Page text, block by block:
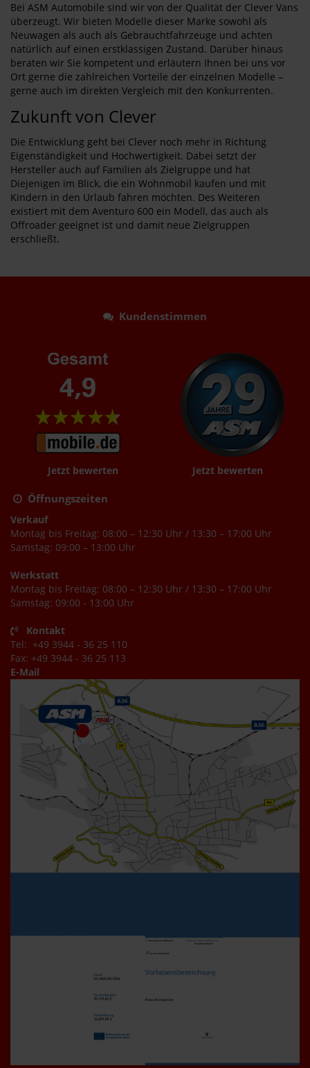
Bei ASM Automobile sind wir von der Qualität der Clever Vans
überzeugt. Wir bieten Modelle dieser Marke sowohl als
Neuwagen als auch als Gebrauchtfahrzeuge und achten
natürlich auf einen erstklassigen Zustand. Darüber hinaus
beraten wir Sie kompetent und erläutern Ihnen bei uns vor
Ort gerne die zahlreichen Vorteile der einzelnen Modelle –
gerne auch im direkten Vergleich mit den Konkurrenten.
Zukunft von Clever
Die Entwicklung geht bei Clever noch mehr in Richtung
Eigenständigkeit und Hochwertigkeit. Dabei setzt der
Hersteller auch auf Familien als Zielgruppe und hat
Diejenigen im Blick, die ein Wohnmobil kaufen und mit
Kindern in den Urlaub fahren möchten. Des Weiteren
existiert mit dem Aventuro 600 ein Modell, das auch als
Offroader geeignet ist und damit neue Zielgruppen
erschließt.
Kundenstimmen
Jetzt bewerten Jetzt bewerten
Öffnungszeiten
Verkauf
Montag bis Freitag: 08:00 – 12:30 Uhr / 13:30 – 17:00 Uhr
Samstag: 09:00 – 13:00 Uhr
Werkstatt
Montag bis Freitag: 08:00 – 12:30 Uhr / 13:30 – 17:00 Uhr
Samstag: 09:00 - 13:00 Uhr
Kontakt
Tel: +49 3944 - 36 25 110
Fax: +49 3944 - 36 25 113
E-Mail